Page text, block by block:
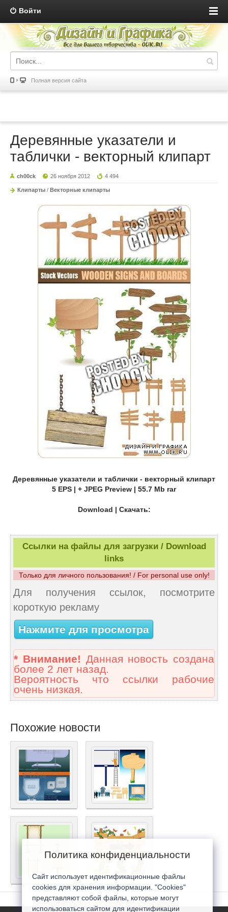
Войти
Полная версия сайта
Деревянные указатели и
таблички - векторный клипарт
ch00ck 26 ноября 2012 4 494
Клипарты / Векторные клипарты
Деревянные указатели и таблички - векторный клипарт
5 EPS | + JPEG Preview | 55.7 Mb rar
Download | Скачать:
Ссылки на файлы для загрузки / Download
links
Только для личного пользования! / For personal use only!
Для получения ссылок, посмотрите
короткую рекламу
Нажмите для просмотра
* Внимание! Данная новость создана
более 2 лет назад.
Вероятность что ссылки рабочие
очень низкая.
Похожие новости
Политика конфиденциальности
Сайт использует идентификационные файлы
cookies для хранения информации. "Cookies"
представляют собой файлы, которые могут
использоваться сайтом для идентификации